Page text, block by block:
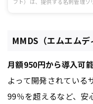
MMDS（エムエムデ
月額950円から導入可
よって開発されている
99％を超えるなど、安